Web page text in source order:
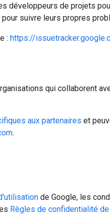
développeurs de projets
suivre leurs propres
: https://
qui collaborent
aux partenaires et
.
de Google, les
Règles de confidentialité